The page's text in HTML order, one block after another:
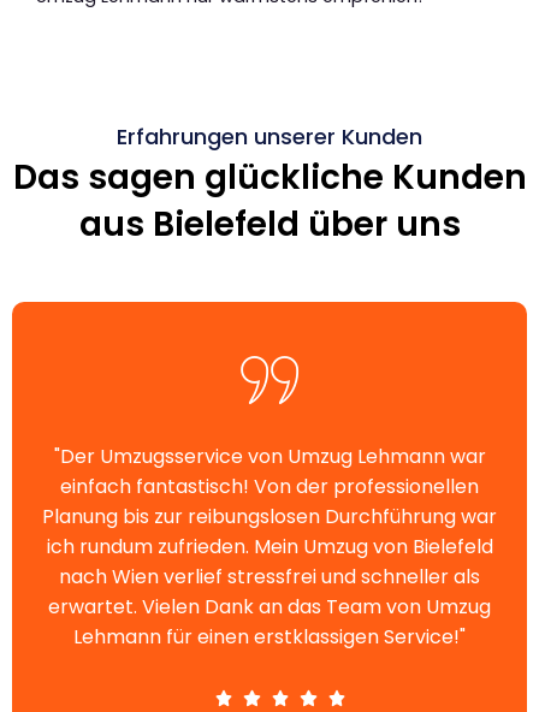
Erfahrungen unserer Kunden
Das sagen glückliche Kunden
aus Bielefeld über uns
"Der Umzugsservice von Umzug Lehmann war
einfach fantastisch! Von der professionellen
Planung bis zur reibungslosen Durchführung war
ich rundum zufrieden. Mein Umzug von Bielefeld
nach Wien verlief stressfrei und schneller als
erwartet. Vielen Dank an das Team von Umzug
Lehmann für einen erstklassigen Service!"